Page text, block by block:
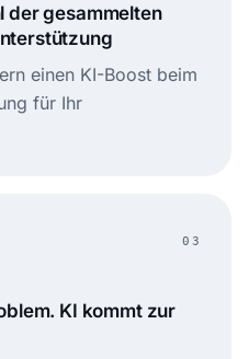
der gesammelten
einen KI-Boost beim
für Ihr
03
KI kommt zur